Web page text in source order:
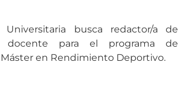
Universitaria busca redactor/a de
docente para el programa de
en Rendimiento Deportivo.